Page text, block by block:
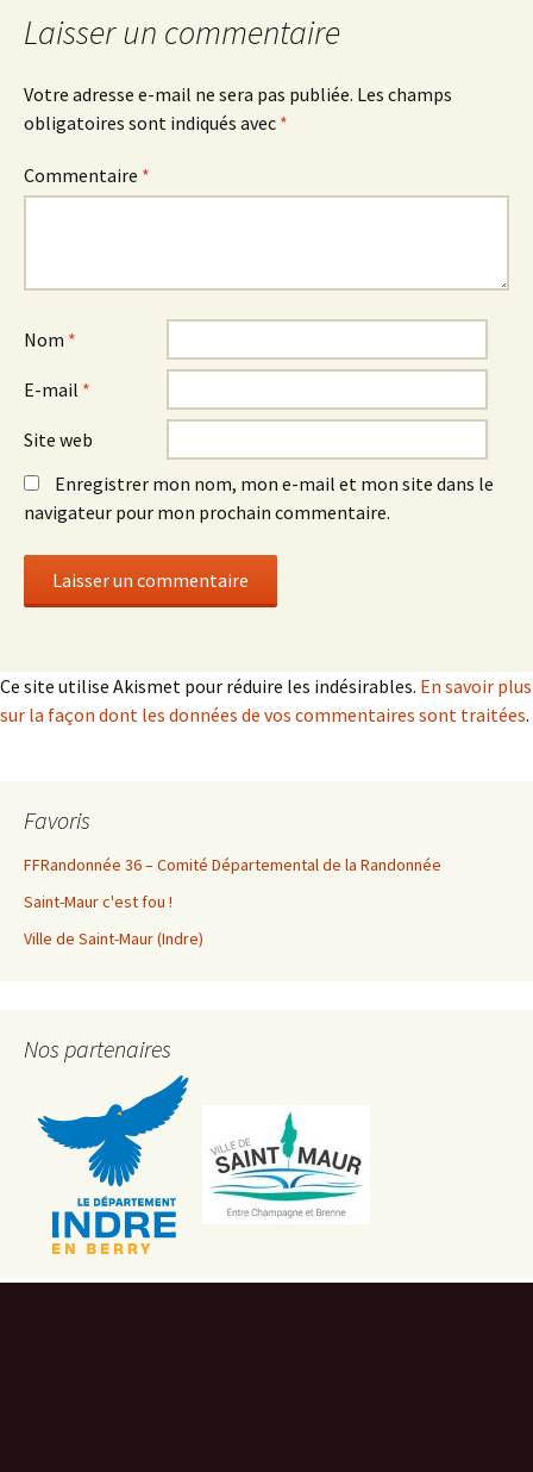
articles
Laisser un commentaire
Votre adresse e-mail ne sera pas publiée. Les champs
obligatoires sont indiqués avec *
Commentaire *
Nom *
E-mail *
Site web
Enregistrer mon nom, mon e-mail et mon site dans le
navigateur pour mon prochain commentaire.
Ce site utilise Akismet pour réduire les indésirables. En savoir plus
sur la façon dont les données de vos commentaires sont traitées.
Favoris
FFRandonnée 36 – Comité Départemental de la Randonnée
Saint-Maur c'est fou !
Ville de Saint-Maur (Indre)
Nos partenaires